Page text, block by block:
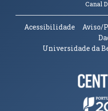
Canal
Acessibilidade Aviso/
Universidade da
Parceiros e